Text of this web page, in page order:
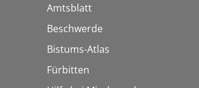
Amtsblatt
Beschwerde
Bistums-Atlas
Fürbitten